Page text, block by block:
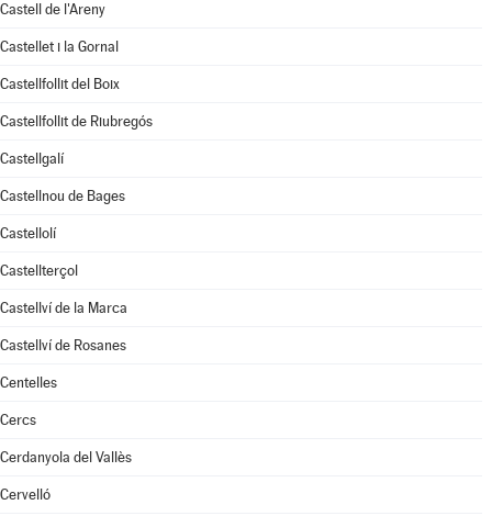
Castell de l'Areny
Castellet i la Gornal
Castellfollit del Boix
Castellfollit de Riubregós
Castellgalí
Castellnou de Bages
Castellolí
Castellterçol
Castellví de la Marca
Castellví de Rosanes
Centelles
Cercs
Cerdanyola del Vallès
Cervelló